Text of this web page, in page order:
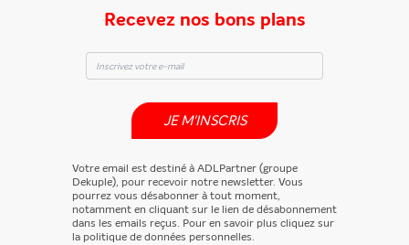
Recevez nos bons plans
JE M'INSCRIS
Votre email est destiné à ADLPartner (groupe
Dekuple), pour recevoir notre newsletter. Vous
pourrez vous désabonner à tout moment,
notamment en cliquant sur le lien de désabonnement
dans les emails reçus. Pour en savoir plus cliquez sur
la politique de données personnelles.